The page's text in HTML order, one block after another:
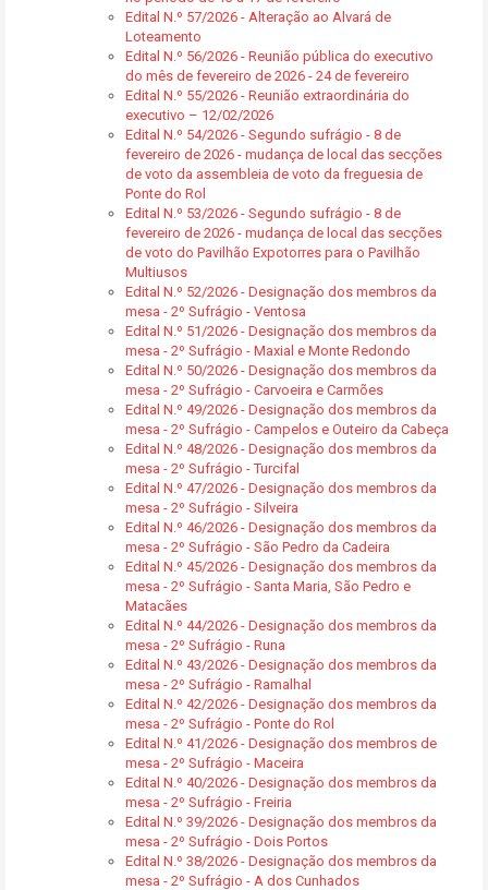
Edital N.º 57/2026 - Alteração ao Alvará de
Loteamento
Edital N.º 56/2026 - Reunião pública do executivo
do mês de fevereiro de 2026 - 24 de fevereiro
Edital N.º 55/2026 - Reunião extraordinária do
executivo – 12/02/2026
Edital N.º 54/2026 - Segundo sufrágio - 8 de
fevereiro de 2026 - mudança de local das secções
de voto da assembleia de voto da freguesia de
Ponte do Rol
Edital N.º 53/2026 - Segundo sufrágio - 8 de
fevereiro de 2026 - mudança de local das secções
de voto do Pavilhão Expotorres para o Pavilhão
Multiusos
Edital N.º 52/2026 - Designação dos membros da
mesa - 2º Sufrágio - Ventosa
Edital N.º 51/2026 - Designação dos membros da
mesa - 2º Sufrágio - Maxial e Monte Redondo
Edital N.º 50/2026 - Designação dos membros da
mesa - 2º Sufrágio - Carvoeira e Carmões
Edital N.º 49/2026 - Designação dos membros da
mesa - 2º Sufrágio - Campelos e Outeiro da Cabeça
Edital N.º 48/2026 - Designação dos membros da
mesa - 2º Sufrágio - Turcifal
Edital N.º 47/2026 - Designação dos membros da
mesa - 2º Sufrágio - Silveira
Edital N.º 46/2026 - Designação dos membros da
mesa - 2º Sufrágio - São Pedro da Cadeira
Edital N.º 45/2026 - Designação dos membros da
mesa - 2º Sufrágio - Santa Maria, São Pedro e
Matacães
Edital N.º 44/2026 - Designação dos membros da
mesa - 2º Sufrágio - Runa
Edital N.º 43/2026 - Designação dos membros da
mesa - 2º Sufrágio - Ramalhal
Edital N.º 42/2026 - Designação dos membros da
mesa - 2º Sufrágio - Ponte do Rol
Edital N.º 41/2026 - Designação dos membros de
mesa - 2º Sufrágio - Maceira
Edital N.º 40/2026 - Designação dos membros da
mesa - 2º Sufrágio - Freiria
Edital N.º 39/2026 - Designação dos membros da
mesa - 2º Sufrágio - Dois Portos
Edital N.º 38/2026 - Designação dos membros da
mesa - 2º Sufrágio - A dos Cunhados